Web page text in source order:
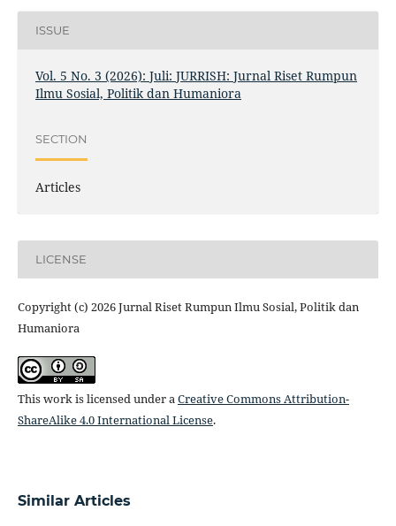
ISSUE
Vol. 5 No. 3 (2026): Juli: JURRISH: Jurnal Riset Rumpun
Ilmu Sosial, Politik dan Humaniora
SECTION
Articles
LICENSE
Copyright (c) 2026 Jurnal Riset Rumpun Ilmu Sosial, Politik dan
Humaniora
This work is licensed under aCreative Commons Attribution-
ShareAlike 4.0 International License.
Similar Articles